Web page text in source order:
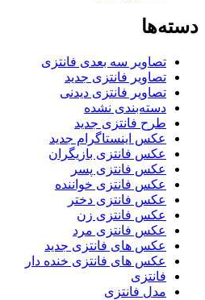
دسته‌ها
تصاویر سه بعدی فانتزی
تصاویر فانتزی جدید
تصاویر فانتزی دیدنی
دسته‌بندی نشده
طرح فانتزی جدید
عکس اینستاگرام جدید
عکس فانتزی بازیگران
عکس فانتزی پسر
عکس فانتزی خواننده
عکس فانتزی دختر
عکس فانتزی زن
عکس فانتزی مرد
عکس های فانتزی جدید
عکس های فانتزی خنده دار
فانتزی
مدل فانتزی